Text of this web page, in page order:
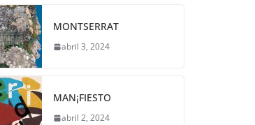
MONTSERRAT
abril 3, 2024
MAN¡FIESTO
abril 2, 2024